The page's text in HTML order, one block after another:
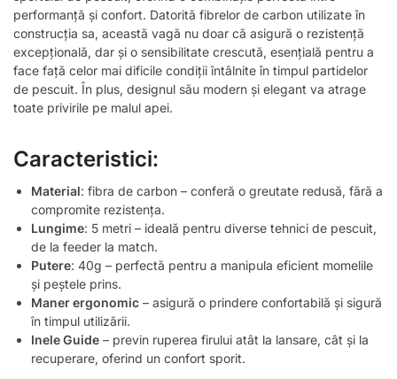
performanță și confort. Datorită fibrelor de carbon utilizate în
construcția sa, această vagă nu doar că asigură o rezistență
excepțională, dar și o sensibilitate crescută, esențială pentru a
face față celor mai dificile condiții întâlnite în timpul partidelor
de pescuit. În plus, designul său modern și elegant va atrage
toate privirile pe malul apei.
Caracteristici:
Material: fibra de carbon – conferă o greutate redusă, fără a
compromite rezistența.
Lungime: 5 metri – ideală pentru diverse tehnici de pescuit,
de la feeder la match.
Putere: 40g – perfectă pentru a manipula eficient momelile
și peștele prins.
Maner ergonomic – asigură o prindere confortabilă și sigură
în timpul utilizării.
Inele Guide – previn ruperea firului atât la lansare, cât și la
recuperare, oferind un confort sporit.